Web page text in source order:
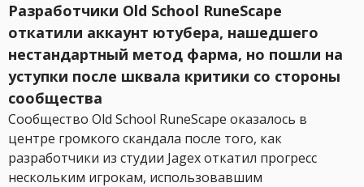
Разработчики Old School RuneScape
откатили аккаунт ютубера, нашедшего
нестандартный метод фарма, но пошли на
уступки после шквала критики со стороны
сообщества
Сообщество Old School RuneScape оказалось в
центре громкого скандала после того, как
разработчики из студии Jagex откатил прогресс
нескольким игрокам, использовавшим